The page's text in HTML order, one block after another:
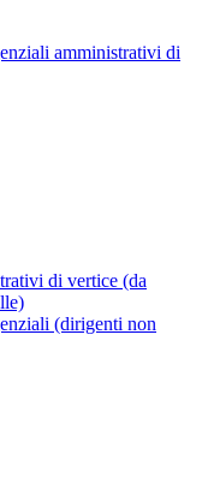
amministrativi di
di vertice (da
(dirigenti non